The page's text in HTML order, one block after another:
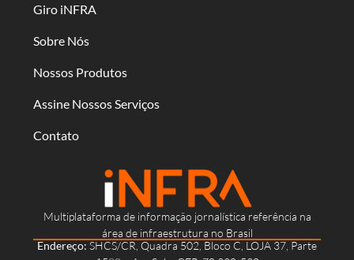
Multiplataforma de informação jornalística referência na
área de infraestrutura no Brasil
Endereço: SHCS/CR, Quadra 502, Bloco C, LOJA 37, Parte
Giro iNFRA
Sobre Nós
Nossos Produtos
Assine Nossos Serviços
Contato